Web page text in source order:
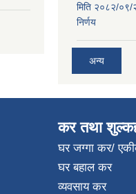
मिति २०८२/०९/
निर्णय
अन्य
कर तथा
घर जग्गा कर/
घर बहाल कर
व्यवसाय कर